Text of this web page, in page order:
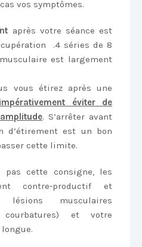
vos symptômes.
après votre séance est
.4 séries de 8
est largement
vous étirez après une
éviter de
. S’arrêter avant
d’étirement est un bon
cette limite.
pas cette consigne, les
contre-productif et
lésions musculaires
courbatures) et votre